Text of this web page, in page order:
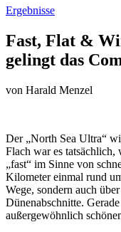
Ergebnisse
Fast, Flat &
gelingt das
von Harald Menzel
Der „North Sea Ultra“
Flach war es
„fast“ im Sinne von
Kilometer einmal rund
Wege, sondern auch
Dünenabschnitte.
außergewöhnlich